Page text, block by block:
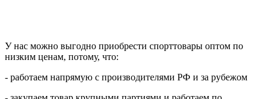
У нас можно выгодно приобрести спорттовары оптом по
низким ценам, потому, что:
- работаем напрямую с производителями РФ и за рубежом